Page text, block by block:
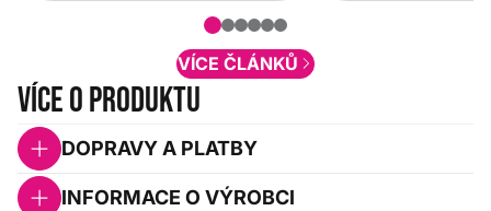
VÍCE ČLÁNKŮ
Více o produktu
DOPRAVY A PLATBY
INFORMACE O VÝROBCI